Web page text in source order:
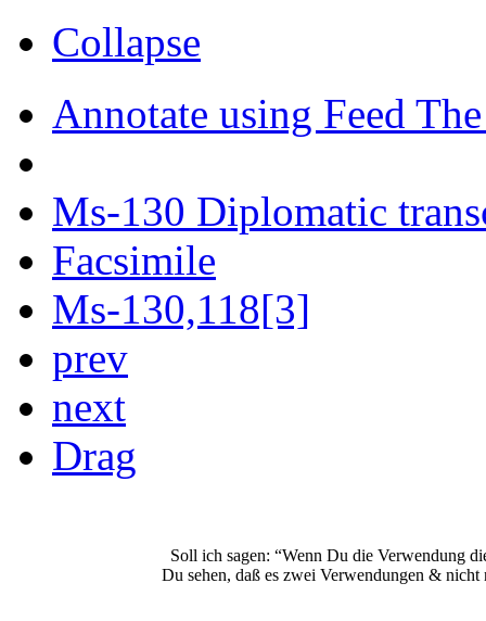
Collapse
Annotate using Feed
Ms-130 Diplomatic
Facsimile
Ms-130,118[3]
prev
next
Drag
Soll ich sagen: “Wenn Du die Verwendung
Du sehen, daß es zwei Verwendungen &